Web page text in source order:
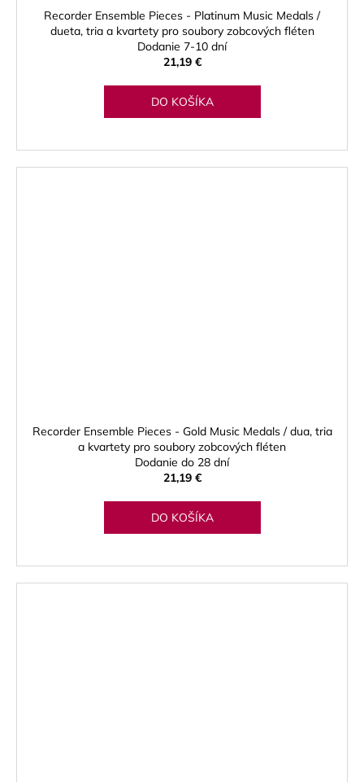
Recorder Ensemble Pieces - Platinum Music Medals /
dueta, tria a kvartety pro soubory zobcových fléten
Dodanie 7-10 dní
21,19 €
DO KOŠÍKA
Recorder Ensemble Pieces - Gold Music Medals / dua, tria
a kvartety pro soubory zobcových fléten
Dodanie do 28 dní
21,19 €
DO KOŠÍKA